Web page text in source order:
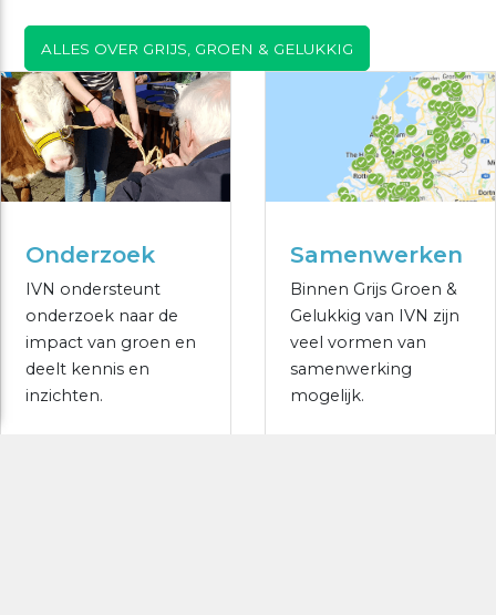
ALLES OVER GRIJS, GROEN & GELUKKIG
Onderzoek
IVN ondersteunt
onderzoek naar de
impact van groen en
deelt kennis en
inzichten.
Samenwerken
Binnen Grijs Groen &
Gelukkig van IVN zijn
veel vormen van
samenwerking
mogelijk.